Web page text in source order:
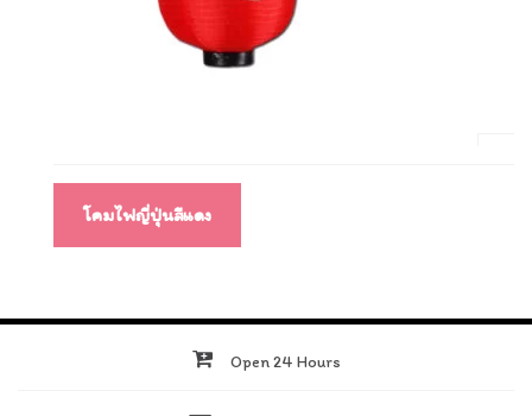
เรื่องโคมไฟญี่ปุ่นสีแดง
Open 24 Hours